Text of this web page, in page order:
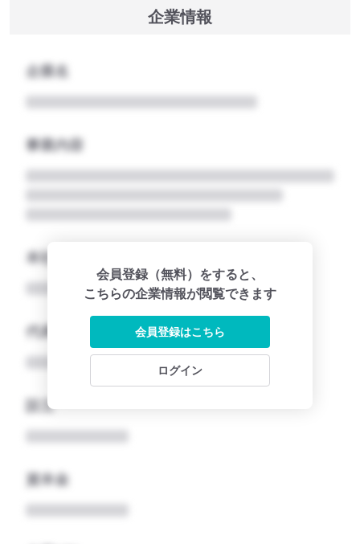
企業情報
企業名
事業内容
本社所在地名
代表者
設立
資本金
会員登録（無料）をすると、
こちらの企業情報が閲覧できます
会員登録はこちら
ログイン